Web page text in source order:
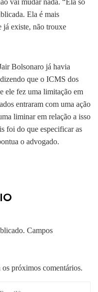
Ela é mais
já existe, não trouxe
Bolsonaro já havia
que o ICMS dos
ele fez uma limitação em
entraram com uma ação
liminar em relação a isso
foi do que especificar as
o advogado.
Campos
próximos comentários.